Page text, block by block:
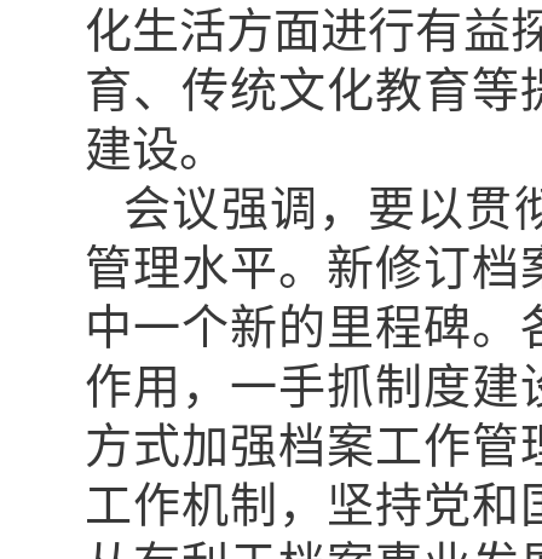
化生活方面进行有益
育、传统文化教育等
建设。
会议强调，要以贯
管理水平。新修订档
中一个新的里程碑
作用，一手抓制度建
方式加强档案工作管
工作机制，坚持党和